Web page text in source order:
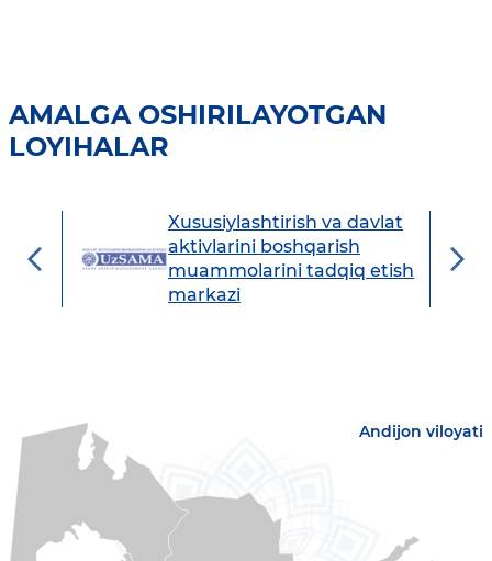
AMALGA OSHIRILAYOTGAN
LOYIHALAR
Xususiylashtirish va davlat
aktivlarini boshqarish
muammolarini tadqiq etish
markazi
Andijon viloyati